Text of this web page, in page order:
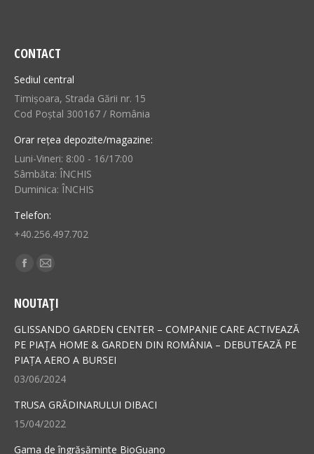
CONTACT
Sediul central
Timișoara, Strada Gării nr. 15
Cod Poștal 300167 / România
Orar rețea depozite/magazine:
Luni-Vineri: 8:00 - 16/17:00
Sâmbăta: ÎNCHIS
Duminica: ÎNCHIS
Telefon:
+40.256.497.702
Find us on:
Facebook
opens
in
new
window
Mail
opens
in
new
window
NOUTAȚI
GLISSANDO GARDEN CENTER – COMPANIE CARE ACTIVEAZĂ
PE PIAȚA HOME & GARDEN DIN ROMÂNIA – DEBUTEAZĂ PE
PIAȚA AERO A BURSEI
03/06/2024
TRUSA GRĂDINARULUI DIBACI
15/04/2022
Gama de îngrășăminte BioGuano